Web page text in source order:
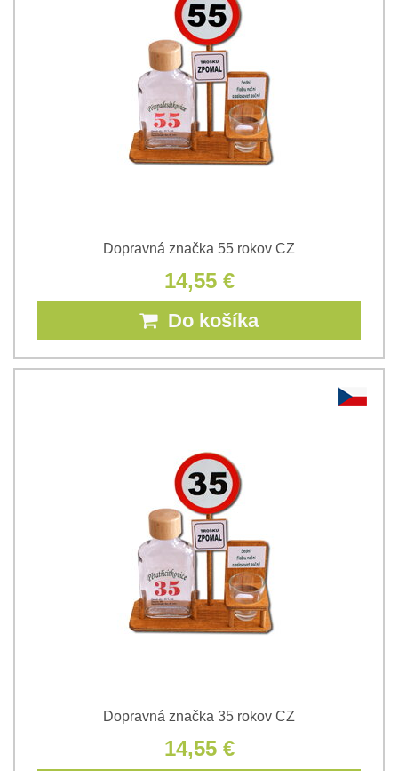
Dopravná značka 55 rokov CZ
14,55 €
Do košíka
Dopravná značka 35 rokov CZ
14,55 €